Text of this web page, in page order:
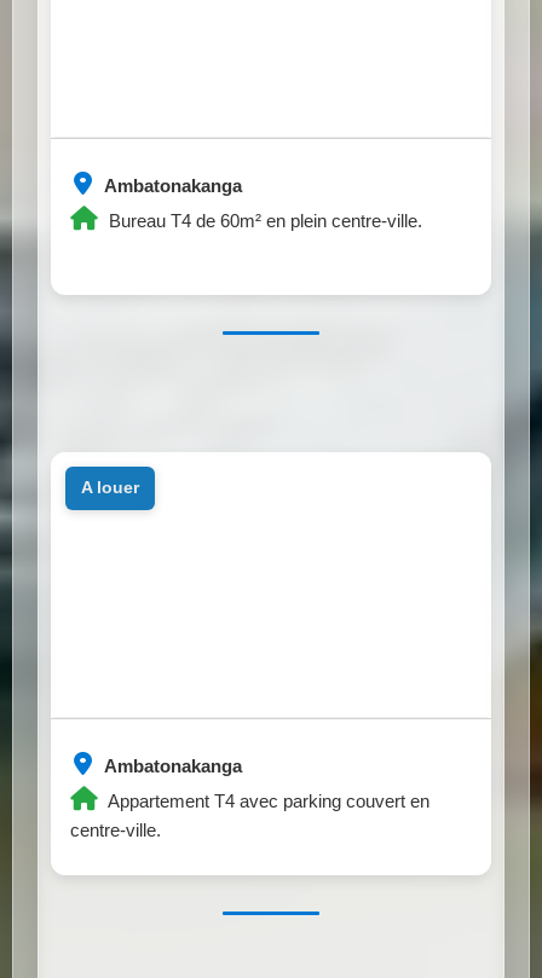
Ambatonakanga
Bureau T4 de 60m² en plein centre-ville.
Ambatonakanga
Appartement T4 avec parking couvert en
centre-ville.
a louer